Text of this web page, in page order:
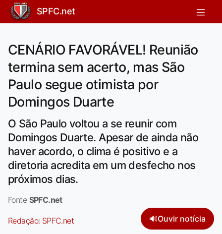
SPFC.net
CENÁRIO FAVORÁVEL! Reunião
termina sem acerto, mas São
Paulo segue otimista por
Domingos Duarte
O São Paulo voltou a se reunir com
Domingos Duarte. Apesar de ainda não
haver acordo, o clima é positivo e a
diretoria acredita em um desfecho nos
próximos dias.
Fonte SPFC.net
Redação: SPFC.net 🔊Ouvir notícia